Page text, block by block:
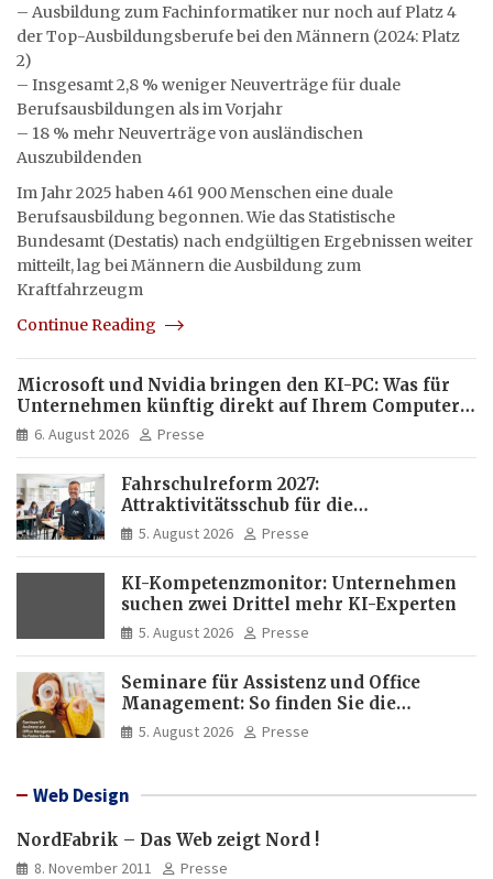
– Ausbildung zum Fachinformatiker nur noch auf Platz 4
der Top-Ausbildungsberufe bei den Männern (2024: Platz
2)
– Insgesamt 2,8 % weniger Neuverträge für duale
Berufsausbildungen als im Vorjahr
– 18 % mehr Neuverträge von ausländischen
Auszubildenden
Im Jahr 2025 haben 461 900 Menschen eine duale
Berufsausbildung begonnen. Wie das Statistische
Bundesamt (Destatis) nach endgültigen Ergebnissen weiter
mitteilt, lag bei Männern die Ausbildung zum
Kraftfahrzeugm
Continue Reading
Microsoft und Nvidia bringen den KI-PC: Was für
Unternehmen künftig direkt auf Ihrem Computer
läuft und was weiter in der Cloud bleibt
6. August 2026 Presse
Fahrschulreform 2027:
Attraktivitätsschub für die
Fahrlehrerausbildung
5. August 2026 Presse
KI-Kompetenzmonitor: Unternehmen
suchen zwei Drittel mehr KI-Experten
5. August 2026 Presse
Seminare für Assistenz und Office
Management: So finden Sie die
passende Weiterbildung
5. August 2026 Presse
Web Design
NordFabrik – Das Web zeigt Nord !
8. November 2011
Presse